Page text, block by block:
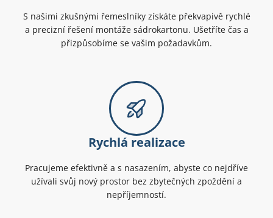
S našimi zkušnými řemeslníky získáte překvapivě rychlé
a precizní řešení montáže sádrokartonu. Ušetříte čas a
přizpůsobíme se vašim požadavkům.
Rychlá realizace
Pracujeme efektivně a s nasazením, abyste co nejdříve
užívali svůj nový prostor bez zbytečných zpoždění a
nepříjemností.